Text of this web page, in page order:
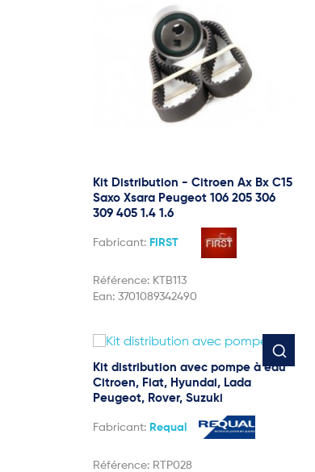
Kit Distribution - Citroen Ax Bx C15
Saxo Xsara Peugeot 106 205 306
309 405 1.4 1.6
Fabricant: FIRST
Référence: KTB113
Ean: 3701089342490
Kit distribution avec pompe à eau
Citroen, Fiat, Hyundai, Lada
Peugeot, Rover, Suzuki
Fabricant: Requal
Référence: RTP028